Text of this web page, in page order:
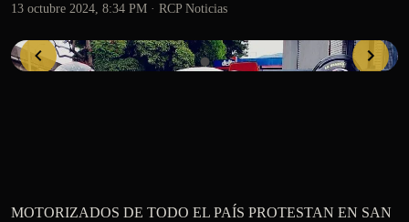
13 octubre 2024, 8:34 PM · RCP Noticias
MOTORIZADOS DE TODO EL PAÍS PROTESTAN EN SAN